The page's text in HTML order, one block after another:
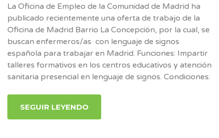
La Oficina de Empleo de la Comunidad de Madrid ha
publicado recientemente una oferta de trabajo de la
Oficina de Madrid Barrio La Concepción, por la cual, se
buscan enfermeros/as con lenguaje de signos
española para trabajar en Madrid. Funciones: Impartir
talleres formativos en los centros educativos y atención
sanitaria presencial en lenguaje de signos. Condiciones:
SEGUIR LEYENDO